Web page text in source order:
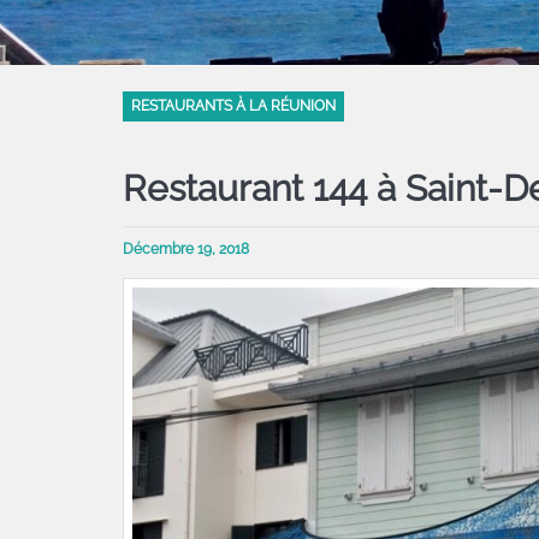
RESTAURANTS À LA RÉUNION
Restaurant 144 à Saint-
Décembre 19, 2018